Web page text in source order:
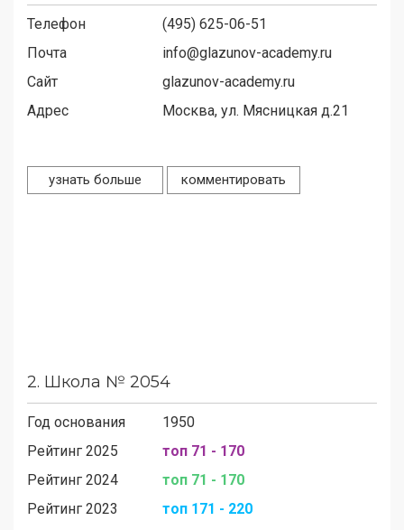
Телефон
(495) 625-06-51
Почта
info@glazunov-academy.ru
Сайт
glazunov-academy.ru
Адрес
Москва, ул. Мясницкая д.21
узнать больше комментировать
2. Школа № 2054
Год основания
1950
Рейтинг 2025
топ 71 - 170
Рейтинг 2024
топ 71 - 170
Рейтинг 2023
топ 171 - 220